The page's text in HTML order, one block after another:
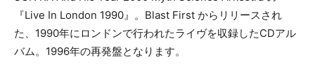
『Live In London 1990』。Blast First からリリースされ
た、1990年にロンドンで行われたライヴを収録したCDアル
バム。1996年の再発盤となります。